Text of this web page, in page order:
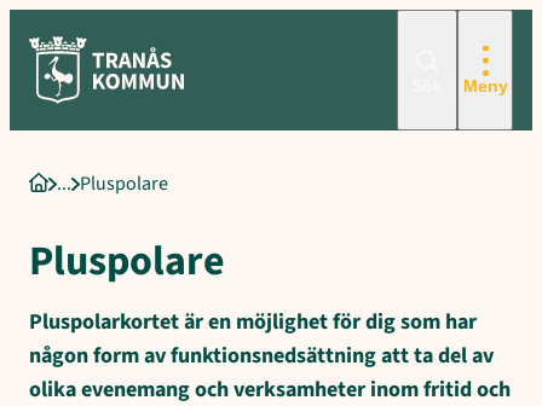
innehåll
Meny
StartsidaPluspolare
Pluspolare
Pluspolarkortet är en möjlighet för dig som har
någon form av funktionsnedsättning att ta del av
olika evenemang och verksamheter inom fritid och